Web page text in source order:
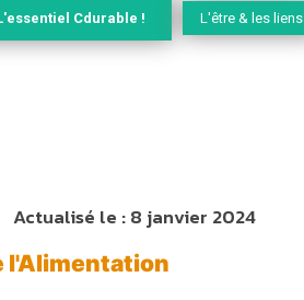
Cdurable ! L'être & les liens
Actualisé le :8 janvier 2024
l'Alimentation